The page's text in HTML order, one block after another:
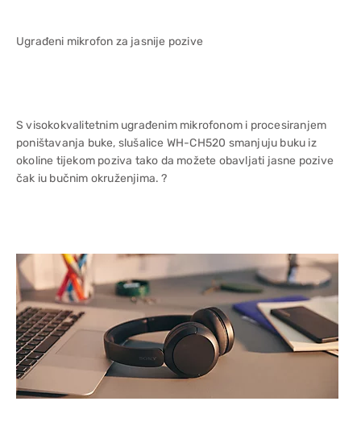
Ugrađeni mikrofon za jasnije pozive
S visokokvalitetnim ugrađenim mikrofonom i procesiranjem
poništavanja buke, slušalice WH-CH520 smanjuju buku iz
okoline tijekom poziva tako da možete obavljati jasne pozive
čak iu bučnim okruženjima. ?